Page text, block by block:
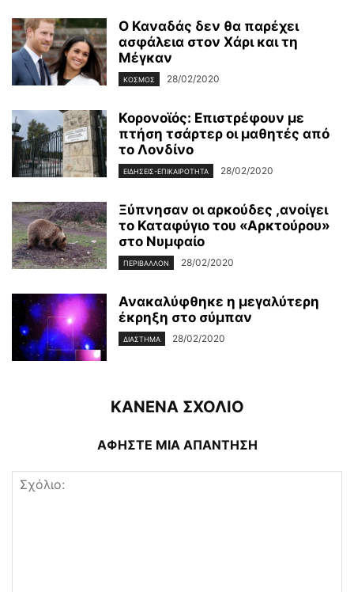
Ο Καναδάς δεν θα παρέχει
ασφάλεια στον Χάρι και τη
Μέγκαν
ΚΌΣΜΟΣ 28/02/2020
Κορονοϊός: Επιστρέφουν με
πτήση τσάρτερ οι μαθητές από
το Λονδίνο
ΕΙΔΉΣΕΙΣ-ΕΠΙΚΑΙΡΌΤΗΤΑ 28/02/2020
Ξύπνησαν οι αρκούδες ,ανοίγει
το Καταφύγιο του «Αρκτούρου»
στο Νυμφαίο
ΠΕΡΙΒΆΛΛΟΝ 28/02/2020
Ανακαλύφθηκε η μεγαλύτερη
έκρηξη στο σύμπαν
ΔΙΆΣΤΗΜΑ 28/02/2020
ΚΑΝΕΝΑ ΣΧΟΛΙΟ
ΑΦΗΣΤΕ ΜΙΑ ΑΠΑΝΤΗΣΗ